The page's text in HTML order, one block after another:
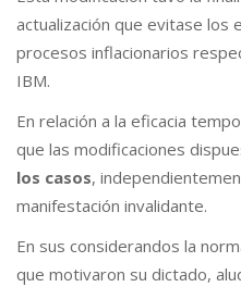
actualización que evitase
procesos inflacionarios
IBM.
En relación a la eficacia
que las modificaciones
los casos,
manifestación invalidante.
En sus considerandos la
que motivaron su dictado,